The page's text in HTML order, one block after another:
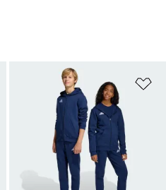
Añadir a la lista de deseos